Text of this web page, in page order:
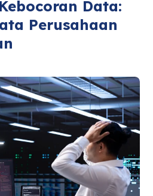
Data:
Perusahaan